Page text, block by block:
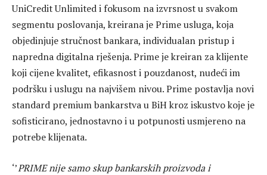
UniCredit Unlimited i fokusom na izvrsnost u svakom
segmentu poslovanja, kreirana je Prime usluga, koja
objedinjuje stručnost bankara, individualan pristup i
napredna digitalna rješenja. Prime je kreiran za klijente
koji cijene kvalitet, efikasnost i pouzdanost, nudeći im
podršku i uslugu na najvišem nivou. Prime postavlja novi
standard premium bankarstva u BiH kroz iskustvo koje je
sofisticirano, jednostavno i u potpunosti usmjereno na
potrebe klijenata.
‘’PRIME nije samo skup bankarskih proizvoda i